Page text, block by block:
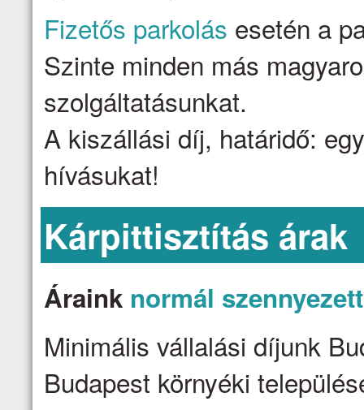
Fizetős parkolás esetén a
Szinte minden más
szolgáltatásunkat.
A kiszállási díj, határidő:
hívásukat!
Kárpittisztítás árak
Áraink normál
Minimális vállalási díjunk
Budapest környéki